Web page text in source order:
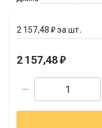
2 157,48 ₽за шт.
2 157,48 ₽